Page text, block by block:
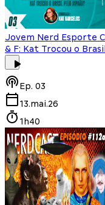
Jovem Nerd Esporte
& F: Kat Trocou o
Ep. 03
13.mai.26
1h40